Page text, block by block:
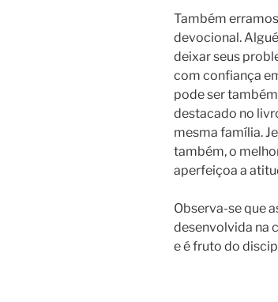
Também
devocional.
deixar seus
com confiança
pode ser
destacado no
mesma família.
também, o
aperfeiçoa a
Observa-se que
desenvolvida na
e é fruto do